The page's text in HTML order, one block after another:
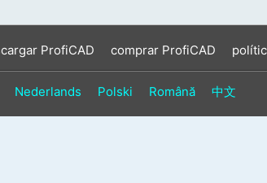
ProfiCAD comprar ProfiCAD
Nederlands Polski Română 中文